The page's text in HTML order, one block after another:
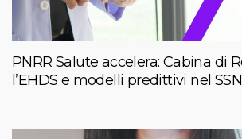
PNRR Salute accelera: Cabina di
l’EHDS e modelli predittivi nel SSN